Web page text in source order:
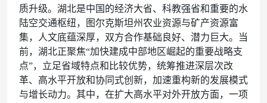
质升级。湖北是中国的经济大省、科教强省和重要的水
陆空交通枢纽，图尔克斯坦州农业资源与矿产资源富
集，人文底蕴深厚，双方合作基础良好、潜力巨大。当
前，湖北正聚焦“加快建成中部地区崛起的重要战略支
点”，立足省域特点和比较优势，统筹推进深层次改
革、高水平开放和协同式创新，加速重构新的发展模式
与增长动力。其中，在扩大高水平对外开放方面，一项